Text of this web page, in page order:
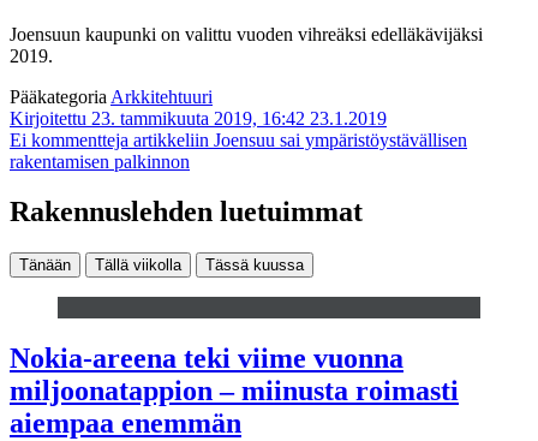
Joensuun kaupunki on valittu vuoden vihreäksi edelläkävijäksi
2019.
Pääkategoria Arkkitehtuuri
Kirjoitettu 23. tammikuuta 2019, 16:42 23.1.2019
Ei kommentteja artikkeliin Joensuu sai ympäristöystävällisen
rakentamisen palkinnon
Rakennuslehden luetuimmat
Tänään Tällä viikolla Tässä kuussa
Nokia-areena teki viime vuonna
miljoonatappion – miinusta roimasti
aiempaa enemmän